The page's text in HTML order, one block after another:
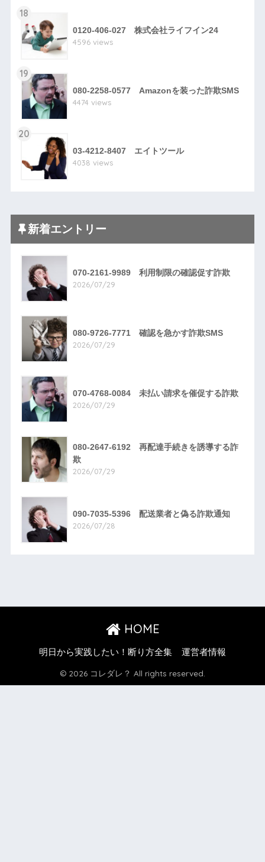
18
0120-406-027 株式会社ライフイン24
4596 views
19
080-2258-0577 Amazonを装った詐欺SMS
4474 views
20
03-4212-8407 エイトツール
4038 views
新着エントリー
070-2161-9989 利用制限の確認促す詐欺
2026/07/29
080-9726-7771 確認を急かす詐欺SMS
2026/07/29
070-4768-0084 未払い請求を催促する詐欺
2026/07/29
080-2647-6192 再配達手続きを誘導する詐
欺
2026/07/29
090-7035-5396 配送業者と偽る詐欺通知
2026/07/28
HOME
明日から実践したい！断り方全集 運営者情報
© 2026 コレダレ？ All rights reserved.